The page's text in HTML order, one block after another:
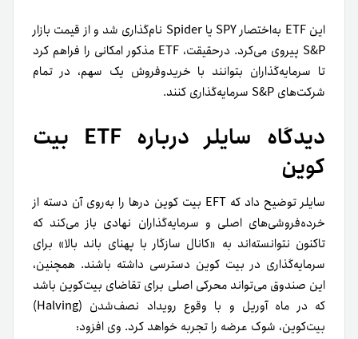
این ETF به‌اختصار SPY یا Spider نام‌گذاری شد و از قیمت بازار
S&P پیروی می‌کرد. درحقیقت، ETF مذکور امکانی را فراهم کرد
تا سرمایه‌گذاران بتوانند با خریدوفروش یک سهم، در تمام
شرکت‌های S&P سرمایه‌گذاری کنند.
دیدگاه سایلر درباره ETF بیت
کوین
سایلر توضیح داد که EFT بیت کوین درها را به‌روی آن دسته از
خرده‌فروشی‌های اصلی و سرمایه‌گذاران نهادی باز می‌کند که
تاکنون نتوانسته‌اند به «کانال سازگار با پهنای باند بالا» برای
سرمایه‌گذاری در بیت کوین دسترسی داشته باشند. همچنین،
این صندوق می‌تواند محرکی اصلی برای تقاضای بیت‌کوین باشد
که در ماه آوریل و با وقوع رویداد نصف‌شدن (Halving)
بیت‌کوین، شوک عرضه را تجربه خواهد کرد. وی افزود: